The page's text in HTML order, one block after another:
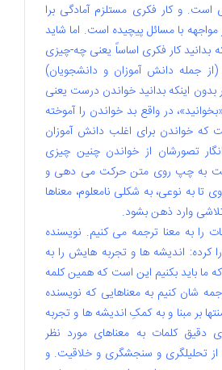
است. و کار فکری مستلزم آمادگی برا
با مسائل پیچیده است. اما شاید
بدانید کار فکری اساساً یعنی چه-چیزی
(از جمله دانش آموزان و دانشجویان)
بدون اینکه بدانید خواندن درست یعنی
در واقع بد خواندن را آموخته
که خواندن برای اغلب دانش آموزان
تصورشان از خواندن چنین چیزی
به چپ روی متن حرکت می دهی و
به نوعی، به شکلی نامعلوم، معناها
وارد ذهن بشود.
را به معنا ترجمه می کنیم. نویسنده
اندیشه ها و تجربه هایش را به
ما باید بکنیم این است که همین کلمه
شان کنیم به معناهایی که نویسنده
بر مبنا و به کمکِ اندیشه ها و تجربه
دقیق کلمات به معناهای مورد نظر
از تحلیلگری و سنجشگری و خلاقیت. و